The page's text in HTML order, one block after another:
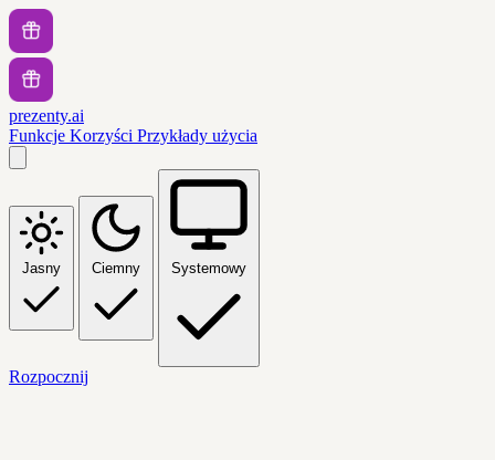
prezenty.ai
Funkcje Korzyści Przykłady użycia
Jasny Ciemny Systemowy
Rozpocznij